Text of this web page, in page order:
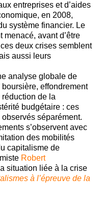
entreprises et d’aides
en 2008,
système financier. Le
avant d’être
deux crises semblent
aussi leurs
analyse globale de
effondrement
de la
budgétaire : ces
séparément.
s’observent avec
des mobilités
capitalisme de
Robert
situation liée à la crise
à l’épreuve de la